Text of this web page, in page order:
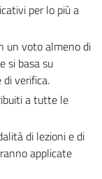
per lo più a
un voto almeno di
si basa su
verifica.
a tutte le
di lezioni e di
applicate